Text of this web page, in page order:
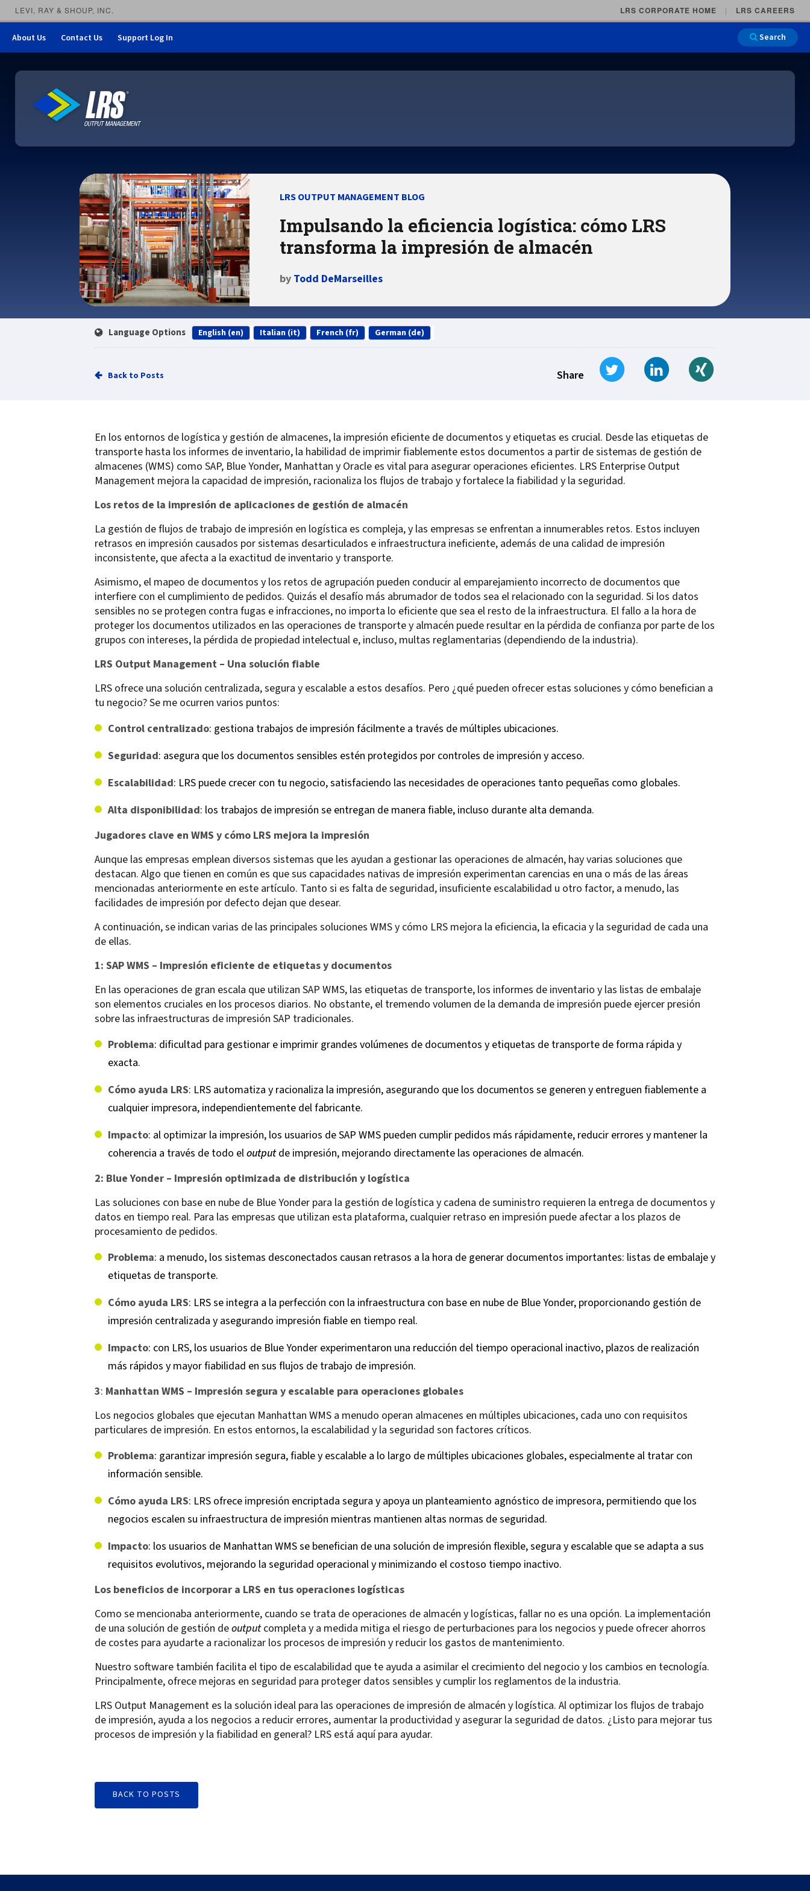
LEVI, RAY & SHOUP, INC. LRS CORPORATE HOME LRS CAREERS
About Us Contact Us Support Log In Search
LRS Output Management
LRS OUTPUT MANAGEMENT BLOG
Impulsando la eficiencia logística: cómo LRS
transforma la impresión de almacén
by Todd DeMarseilles
Language Options English (en) Italian (it) French (fr) German (de)
Back to Posts Share
Tweet Share on LinkedIn
En los entornos de logística y gestión de almacenes, la impresión eficiente de documentos y etiquetas es crucial. Desde las etiquetas de
transporte hasta los informes de inventario, la habilidad de imprimir fiablemente estos documentos a partir de sistemas de gestión de
almacenes (WMS) como SAP, Blue Yonder, Manhattan y Oracle es vital para asegurar operaciones eficientes. LRS Enterprise Output
Management mejora la capacidad de impresión, racionaliza los flujos de trabajo y fortalece la fiabilidad y la seguridad.
Los retos de la impresión de aplicaciones de gestión de almacén
La gestión de flujos de trabajo de impresión en logística es compleja, y las empresas se enfrentan a innumerables retos. Estos incluyen
retrasos en impresión causados por sistemas desarticulados e infraestructura ineficiente, además de una calidad de impresión
inconsistente, que afecta a la exactitud de inventario y transporte.
Asimismo, el mapeo de documentos y los retos de agrupación pueden conducir al emparejamiento incorrecto de documentos que
interfiere con el cumplimiento de pedidos. Quizás el desafío más abrumador de todos sea el relacionado con la seguridad. Si los datos
sensibles no se protegen contra fugas e infracciones, no importa lo eficiente que sea el resto de la infraestructura. El fallo a la hora de
proteger los documentos utilizados en las operaciones de transporte y almacén puede resultar en la pérdida de confianza por parte de los
grupos con intereses, la pérdida de propiedad intelectual e, incluso, multas reglamentarias (dependiendo de la industria).
LRS Output Management – Una solución fiable
LRS ofrece una solución centralizada, segura y escalable a estos desafíos. Pero ¿qué pueden ofrecer estas soluciones y cómo benefician a
tu negocio? Se me ocurren varios puntos:
Control centralizado: gestiona trabajos de impresión fácilmente a través de múltiples ubicaciones.
Seguridad: asegura que los documentos sensibles estén protegidos por controles de impresión y acceso.
Escalabilidad: LRS puede crecer con tu negocio, satisfaciendo las necesidades de operaciones tanto pequeñas como globales.
Alta disponibilidad: los trabajos de impresión se entregan de manera fiable, incluso durante alta demanda.
Jugadores clave en WMS y cómo LRS mejora la impresión
Aunque las empresas emplean diversos sistemas que les ayudan a gestionar las operaciones de almacén, hay varias soluciones que
destacan. Algo que tienen en común es que sus capacidades nativas de impresión experimentan carencias en una o más de las áreas
mencionadas anteriormente en este artículo. Tanto si es falta de seguridad, insuficiente escalabilidad u otro factor, a menudo, las
facilidades de impresión por defecto dejan que desear.
A continuación, se indican varias de las principales soluciones WMS y cómo LRS mejora la eficiencia, la eficacia y la seguridad de cada una
de ellas.
1: SAP WMS – Impresión eficiente de etiquetas y documentos
En las operaciones de gran escala que utilizan SAP WMS, las etiquetas de transporte, los informes de inventario y las listas de embalaje
son elementos cruciales en los procesos diarios. No obstante, el tremendo volumen de la demanda de impresión puede ejercer presión
sobre las infraestructuras de impresión SAP tradicionales.
Problema: dificultad para gestionar e imprimir grandes volúmenes de documentos y etiquetas de transporte de forma rápida y
exacta.
Cómo ayuda LRS: LRS automatiza y racionaliza la impresión, asegurando que los documentos se generen y entreguen fiablemente a
cualquier impresora, independientemente del fabricante.
Impacto: al optimizar la impresión, los usuarios de SAP WMS pueden cumplir pedidos más rápidamente, reducir errores y mantener la
coherencia a través de todo eloutputde impresión, mejorando directamente las operaciones de almacén.
2: Blue Yonder – Impresión optimizada de distribución y logística
Las soluciones con base en nube de Blue Yonder para la gestión de logística y cadena de suministro requieren la entrega de documentos y
datos en tiempo real. Para las empresas que utilizan esta plataforma, cualquier retraso en impresión puede afectar a los plazos de
procesamiento de pedidos.
Problema: a menudo, los sistemas desconectados causan retrasos a la hora de generar documentos importantes: listas de embalaje y
etiquetas de transporte.
Cómo ayuda LRS: LRS se integra a la perfección con la infraestructura con base en nube de Blue Yonder, proporcionando gestión de
impresión centralizada y asegurando impresión fiable en tiempo real.
Impacto: con LRS, los usuarios de Blue Yonder experimentaron una reducción del tiempo operacional inactivo, plazos de realización
más rápidos y mayor fiabilidad en sus flujos de trabajo de impresión.
3: Manhattan WMS – Impresión segura y escalable para operaciones globales
Los negocios globales que ejecutan Manhattan WMS a menudo operan almacenes en múltiples ubicaciones, cada uno con requisitos
particulares de impresión. En estos entornos, la escalabilidad y la seguridad son factores críticos.
Problema: garantizar impresión segura, fiable y escalable a lo largo de múltiples ubicaciones globales, especialmente al tratar con
información sensible.
Cómo ayuda LRS: LRS ofrece impresión encriptada segura y apoya un planteamiento agnóstico de impresora, permitiendo que los
negocios escalen su infraestructura de impresión mientras mantienen altas normas de seguridad.
Impacto: los usuarios de Manhattan WMS se benefician de una solución de impresión flexible, segura y escalable que se adapta a sus
requisitos evolutivos, mejorando la seguridad operacional y minimizando el costoso tiempo inactivo.
Los beneficios de incorporar a LRS en tus operaciones logísticas
Como se mencionaba anteriormente, cuando se trata de operaciones de almacén y logísticas, fallar no es una opción. La implementación
de una solución de gestión deoutputcompleta y a medida mitiga el riesgo de perturbaciones para los negocios y puede ofrecer ahorros
de costes para ayudarte a racionalizar los procesos de impresión y reducir los gastos de mantenimiento.
Nuestro software también facilita el tipo de escalabilidad que te ayuda a asimilar el crecimiento del negocio y los cambios en tecnología.
Principalmente, ofrece mejoras en seguridad para proteger datos sensibles y cumplir los reglamentos de la industria.
LRS Output Management es la solución ideal para las operaciones de impresión de almacén y logística. Al optimizar los flujos de trabajo
de impresión, ayuda a los negocios a reducir errores, aumentar la productividad y asegurar la seguridad de datos. ¿Listo para mejorar tus
procesos de impresión y la fiabilidad en general? LRS está aquí para ayudar.
BACK TO POSTS